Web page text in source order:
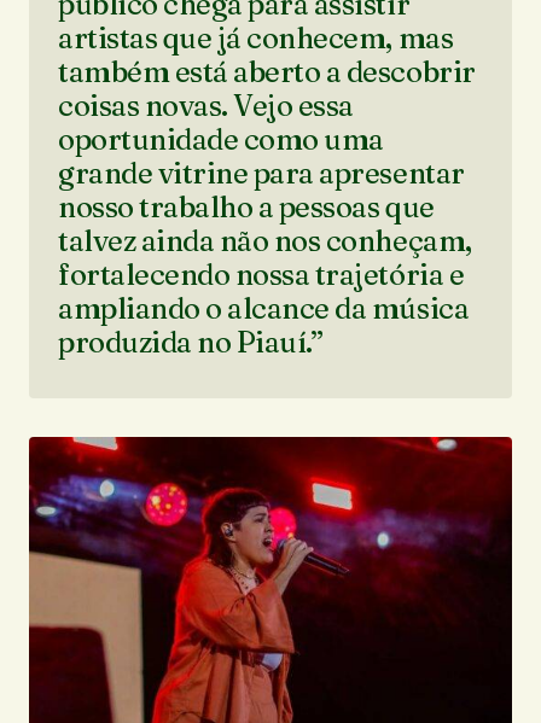
artistas que já conhecem, mas
também está aberto a descobrir
coisas novas. Vejo essa
oportunidade como uma
grande vitrine para apresentar
nosso trabalho a pessoas que
talvez ainda não nos conheçam,
fortalecendo nossa trajetória e
ampliando o alcance da música
produzida no Piauí.”